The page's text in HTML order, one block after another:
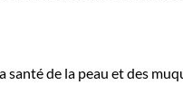
santé de la peau et des